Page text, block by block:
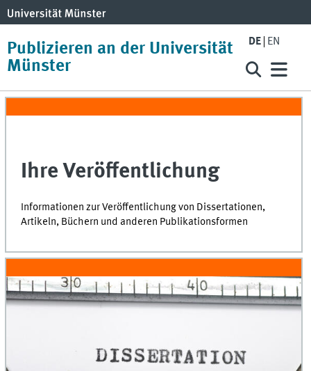
Publizieren an der Universität
Münster
DE EN
Ihre Veröffentlichung
Informationen zur Veröffentlichung von Dissertationen,
Artikeln, Büchern und anderen Publikationsformen